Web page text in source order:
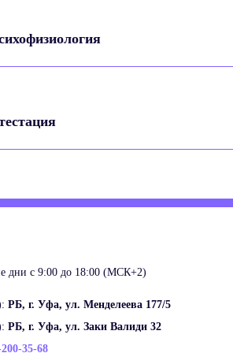
дни с 9:00 до 18:00 (МСК+2)
РБ, г. Уфа, ул. Менделеева 177/5
РБ, г. Уфа, ул. Заки Валиди 32
35-68